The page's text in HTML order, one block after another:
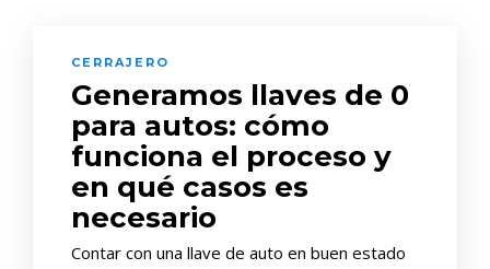
CERRAJERO
Generamos llaves de 0
para autos: cómo
funciona el proceso y
en qué casos es
necesario
Contar con una llave de auto en buen estado